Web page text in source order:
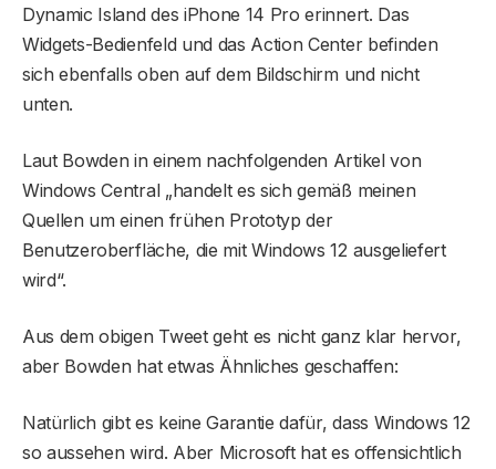
Dynamic Island des iPhone 14 Pro erinnert. Das
Widgets-Bedienfeld und das Action Center befinden
sich ebenfalls oben auf dem Bildschirm und nicht
unten.
Laut Bowden in einem nachfolgenden Artikel von
Windows Central „handelt es sich gemäß meinen
Quellen um einen frühen Prototyp der
Benutzeroberfläche, die mit Windows 12 ausgeliefert
wird“.
Aus dem obigen Tweet geht es nicht ganz klar hervor,
aber Bowden hat etwas Ähnliches geschaffen:
Natürlich gibt es keine Garantie dafür, dass Windows 12
so aussehen wird. Aber Microsoft hat es offensichtlich